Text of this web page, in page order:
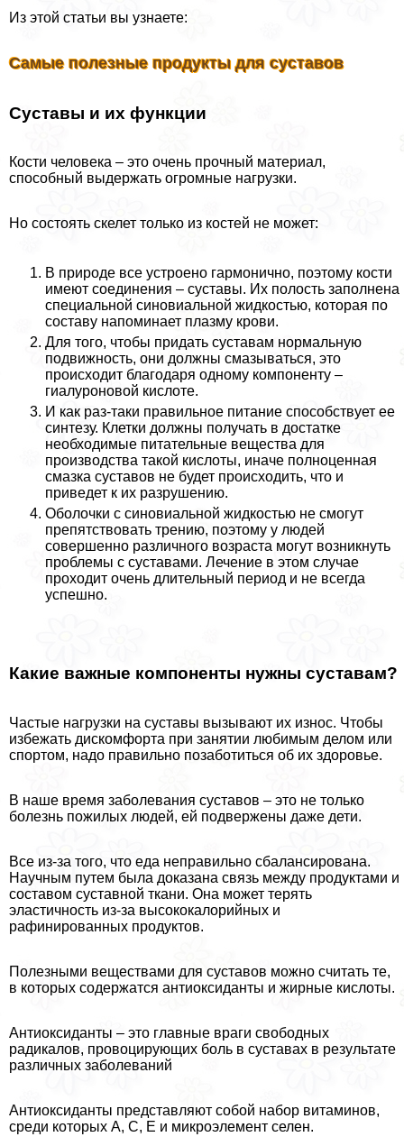
Из этой статьи вы узнаете:
Самые полезные продукты для суставов
Суставы и их функции
Кости человека – это очень прочный материал,
способный выдержать огромные нагрузки.
Но состоять скелет только из костей не может:
В природе все устроено гармонично, поэтому кости
имеют соединения – суставы. Их полость заполнена
специальной синовиальной жидкостью, которая по
составу напоминает плазму крови.
Для того, чтобы придать суставам нормальную
подвижность, они должны смазываться, это
происходит благодаря одному компоненту –
гиалуроновой кислоте.
И как раз-таки правильное питание способствует ее
синтезу. Клетки должны получать в достатке
необходимые питательные вещества для
производства такой кислоты, иначе полноценная
смазка суставов не будет происходить, что и
приведет к их разрушению.
Оболочки с синовиальной жидкостью не смогут
препятствовать трению, поэтому у людей
совершенно различного возраста могут возникнуть
проблемы с суставами. Лечение в этом случае
проходит очень длительный период и не всегда
успешно.
Какие важные компоненты нужны суставам?
Частые нагрузки на суставы вызывают их износ. Чтобы
избежать дискомфорта при занятии любимым делом или
спортом, надо правильно позаботиться об их здоровье.
В наше время заболевания суставов – это не только
болезнь пожилых людей, ей подвержены даже дети.
Все из-за того, что еда неправильно сбалансирована.
Научным путем была доказана связь между продуктами и
составом суставной ткани. Она может терять
эластичность из-за высококалорийных и
рафинированных продуктов.
Полезными веществами для суставов можно считать те,
в которых содержатся антиоксиданты и жирные кислоты.
Антиоксиданты – это главные враги свободных
радикалов, провоцирующих боль в суставах в результате
различных заболеваний
Антиоксиданты представляют собой набор витаминов,
среди которых А, С, Е и микроэлемент селен.